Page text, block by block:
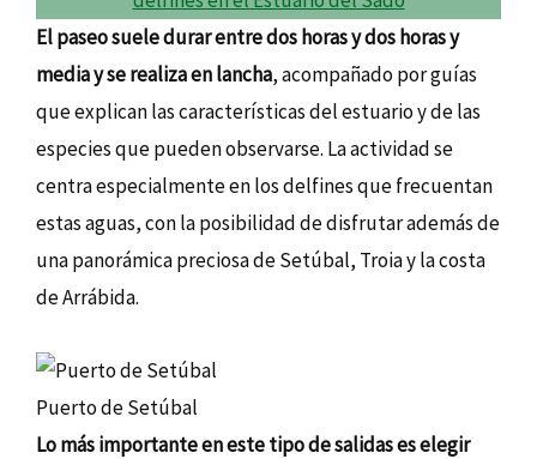
El paseo suele durar entre dos horas y dos horas y
media y se realiza en lancha, acompañado por guías
que explican las características del estuario y de las
especies que pueden observarse. La actividad se
centra especialmente en los delfines que frecuentan
estas aguas, con la posibilidad de disfrutar además de
una panorámica preciosa de Setúbal, Troia y la costa
de Arrábida.
Puerto de Setúbal
Lo más importante en este tipo de salidas es elegir